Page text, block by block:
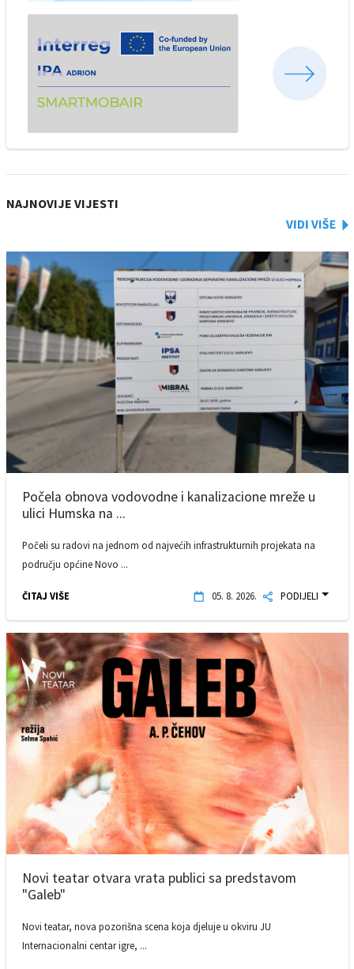
NAJNOVIJE VIJESTI
Počela obnova vodovodne i kanalizacione mreže u
ulici Humska na ...
Počeli su radovi na jednom od najvećih infrastrukturnih projekata na
području općine Novo ...
ČITAJ VIŠE 05. 8. 2026. PODIJELI
Novi teatar otvara vrata publici sa predstavom
"Galeb"
Novi teatar, nova pozorišna scena koja djeluje u okviru JU
Internacionalni centar igre, ...